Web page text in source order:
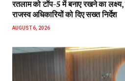
रतलाम को टॉप-5 में बनाए रखने का
राजस्व अधिकारियों को दिए सख्त निर्देश
AUGUST 6, 2026